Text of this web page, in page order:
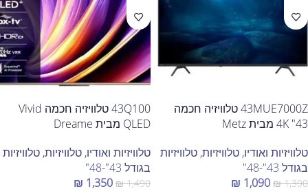
43MUE7000Z טלוויזיה חכמה
43" 4K מבית Metz
טלוויזיות ואודיו, טלוויזיות, טלוויזיות
בגודל 43"-48"
₪1,390
₪ 1,090
43Q100 טלוויזיה חכמה Vivid
QLED מבית Dreame
טלוויזיות ואודיו, טלוויזיות, טלוויזיות
בגודל 43"-48"
₪1,490
₪ 1,350